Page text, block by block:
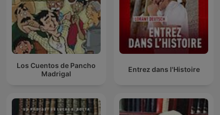
Los Cuentos de Pancho
Madrigal
Entrez dans l'Histoire